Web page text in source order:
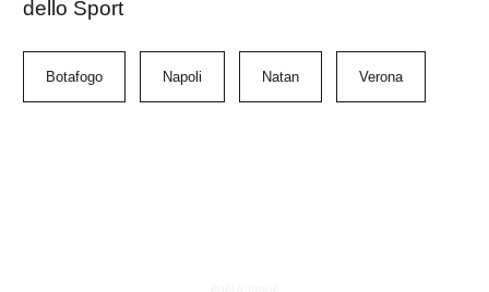
dello Sport
Botafogo Napoli Natan Verona